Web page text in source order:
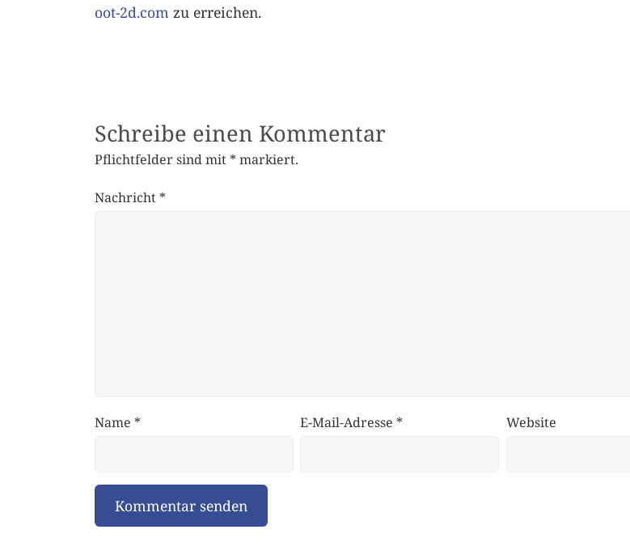
oot-2d.com zu erreichen.
Schreibe einen Kommentar
Pflichtfelder sind mit * markiert.
Nachricht *
Name * E-Mail-Adresse * Website